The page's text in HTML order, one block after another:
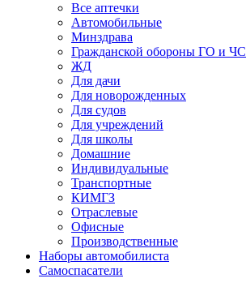
Все аптечки
Автомобильные
Минздрава
Гражданской обороны ГО и ЧС
ЖД
Для дачи
Для новорожденных
Для судов
Для учреждений
Для школы
Домашние
Индивидуальные
Транспортные
КИМГЗ
Отраслевые
Офисные
Производственные
Наборы автомобилиста
Самоспасатели